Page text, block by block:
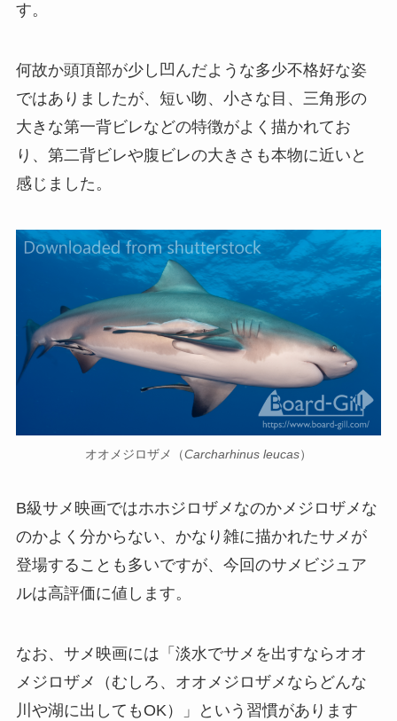
す。
何故か頭頂部が少し凹んだような多少不格好な姿
ではありましたが、短い吻、小さな目、三角形の
大きな第一背ビレなどの特徴がよく描かれてお
り、第二背ビレや腹ビレの大きさも本物に近いと
感じました。
オオメジロザメ（Carcharhinus leucas）
B級サメ映画ではホホジロザメなのかメジロザメな
のかよく分からない、かなり雑に描かれたサメが
登場することも多いですが、今回のサメビジュア
ルは高評価に値します。
なお、サメ映画には「淡水でサメを出すならオオ
メジロザメ（むしろ、オオメジロザメならどんな
川や湖に出してもOK）」という習慣があります